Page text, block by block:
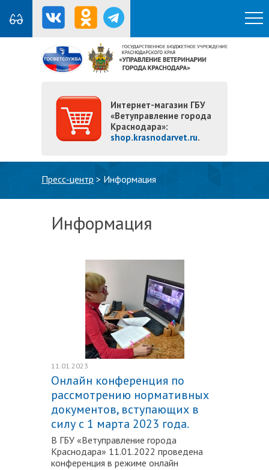
Интернет-магазин ГБУ
«Ветуправление города
Краснодара»:
shop.krasnodarvet.ru.
Пресс-центр > Информация
Информация
11.01.2023
Онлайн конференция по
рассмотрению нормативных
документов, вступающих в
силу с 1 марта 2023 года.
В ГБУ «Ветуправление города
Краснодара» 11.01.2022 проведена
конференция в режиме онлайн